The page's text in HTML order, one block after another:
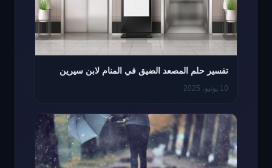
تفسير حلم المصعد الضيق في المنام لابن سيرين
10 يونيو، 2025